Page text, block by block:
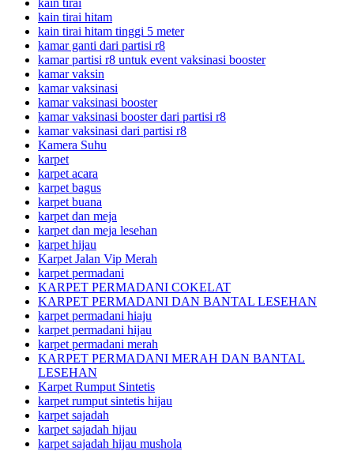
kain tirai hitam
kain tirai hitam tinggi 5 meter
kamar ganti dari partisi r8
kamar partisi r8 untuk event vaksinasi booster
kamar vaksin
kamar vaksinasi
kamar vaksinasi booster
kamar vaksinasi booster dari partisi r8
kamar vaksinasi dari partisi r8
Kamera Suhu
karpet
karpet acara
karpet bagus
karpet buana
karpet dan meja
karpet dan meja lesehan
karpet hijau
Karpet Jalan Vip Merah
karpet permadani
KARPET PERMADANI COKELAT
KARPET PERMADANI DAN BANTAL LESEHAN
karpet permadani hiaju
karpet permadani hijau
karpet permadani merah
KARPET PERMADANI MERAH DAN BANTAL
LESEHAN
Karpet Rumput Sintetis
karpet rumput sintetis hijau
karpet sajadah
karpet sajadah hijau
karpet sajadah hijau mushola